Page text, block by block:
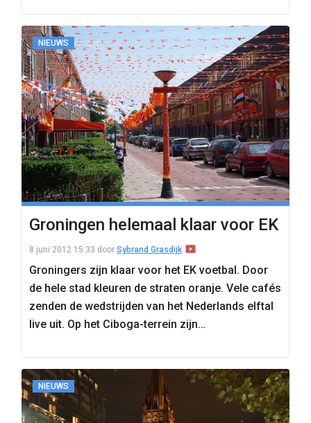
NIEUWS
Groningen helemaal klaar voor EK
8 juni 2012 15:33 door Sybrand Grasdijk
Groningers zijn klaar voor het EK voetbal. Door
de hele stad kleuren de straten oranje. Vele cafés
zenden de wedstrijden van het Nederlands elftal
live uit. Op het Ciboga-terrein zijn…
NIEUWS